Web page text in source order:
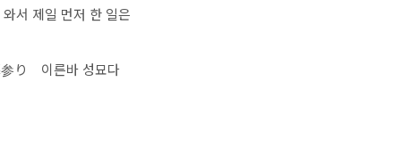
서 제일 먼저 한 일은
り 이른바 성묘다